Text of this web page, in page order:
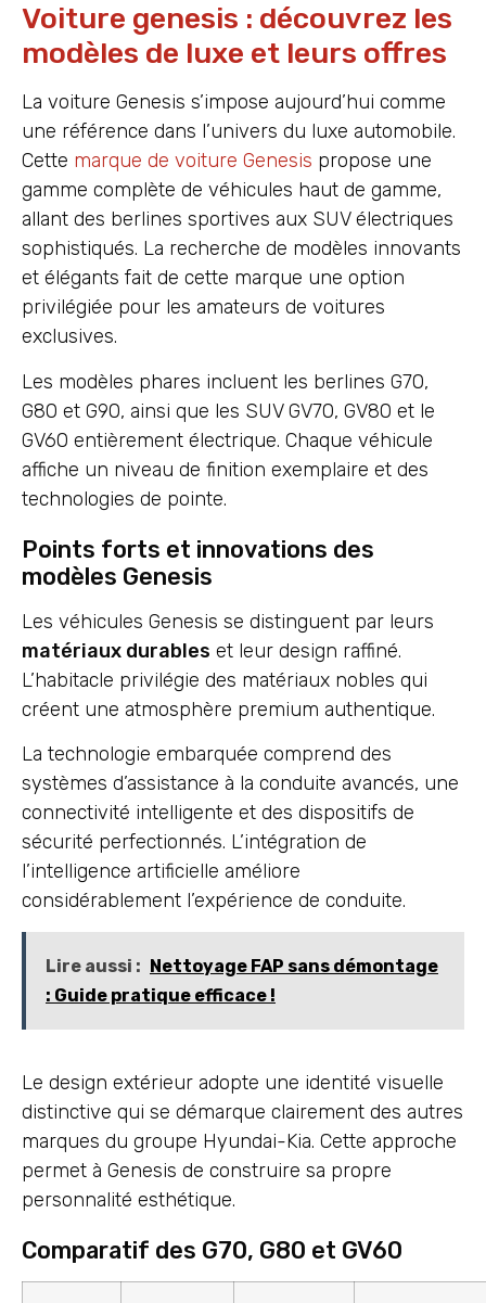
Voiture genesis : découvrez les
modèles de luxe et leurs offres
La voiture Genesis s’impose aujourd’hui comme
une référence dans l’univers du luxe automobile.
Cette marque de voiture Genesis propose une
gamme complète de véhicules haut de gamme,
allant des berlines sportives aux SUV électriques
sophistiqués. La recherche de modèles innovants
et élégants fait de cette marque une option
privilégiée pour les amateurs de voitures
exclusives.
Les modèles phares incluent les berlines G70,
G80 et G90, ainsi que les SUV GV70, GV80 et le
GV60 entièrement électrique. Chaque véhicule
affiche un niveau de finition exemplaire et des
technologies de pointe.
Points forts et innovations des
modèles Genesis
Les véhicules Genesis se distinguent par leurs
matériaux durables et leur design raffiné.
L’habitacle privilégie des matériaux nobles qui
créent une atmosphère premium authentique.
La technologie embarquée comprend des
systèmes d’assistance à la conduite avancés, une
connectivité intelligente et des dispositifs de
sécurité perfectionnés. L’intégration de
l’intelligence artificielle améliore
considérablement l’expérience de conduite.
Lire aussi : Nettoyage FAP sans démontage
: Guide pratique efficace !
Le design extérieur adopte une identité visuelle
distinctive qui se démarque clairement des autres
marques du groupe Hyundai-Kia. Cette approche
permet à Genesis de construire sa propre
personnalité esthétique.
Comparatif des G70, G80 et GV60